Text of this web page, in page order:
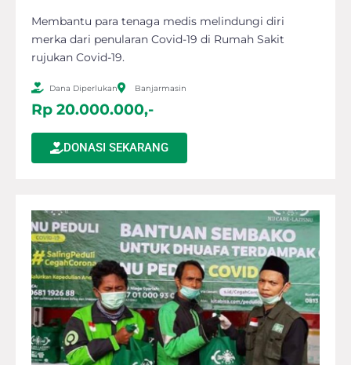
Membantu para tenaga medis melindungi diri
merka dari penularan Covid-19 di Rumah Sakit
rujukan Covid-19.
Dana Diperlukan Banjarmasin
Rp 20.000.000,-
DONASI SEKARANG